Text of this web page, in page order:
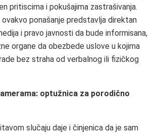
pritiscima i pokušajima zastrašivanja.
ovakvo ponašanje predstavlja direktan
i pravo javnosti da bude informisana,
organe da obezbede uslove u kojima
bez straha od verbalnog ili fizičkog
optužnica za porodično
slučaju daje i činjenica da je sam